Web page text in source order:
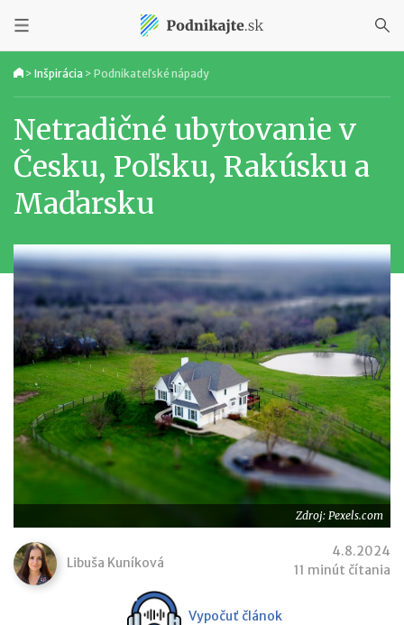
> Inšpirácia > Podnikateľské nápady
Netradičné ubytovanie v
Česku, Poľsku, Rakúsku a
Maďarsku
Zdroj: Pexels.com
Libuša Kuníková
4.8.2024
11 minút čítania
Vypočuť článok